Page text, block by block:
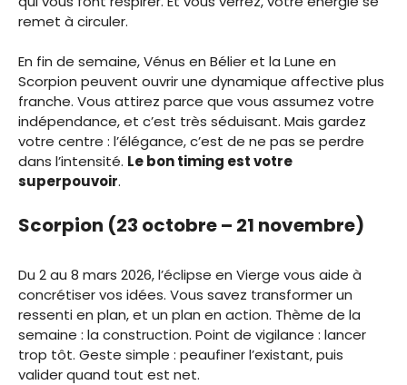
remet à circuler.
En fin de semaine, Vénus en Bélier et la Lune en
Scorpion peuvent ouvrir une dynamique affective plus
franche. Vous attirez parce que vous assumez votre
indépendance, et c’est très séduisant. Mais gardez
votre centre : l’élégance, c’est de ne pas se perdre
dans l’intensité. Le bon timing est votre
superpouvoir.
Scorpion (23 octobre – 21 novembre)
Du 2 au 8 mars 2026, l’éclipse en Vierge vous aide à
concrétiser vos idées. Vous savez transformer un
ressenti en plan, et un plan en action. Thème de la
semaine : la construction. Point de vigilance : lancer
trop tôt. Geste simple : peaufiner l’existant, puis
valider quand tout est net.